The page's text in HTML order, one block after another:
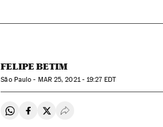
FELIPE BETIM
São Paulo - MAR25, 2021 - 19:27EDT
Compartir en Whatsapp
Compartir en Facebook
Compartir en Twitter
Desplegar Redes